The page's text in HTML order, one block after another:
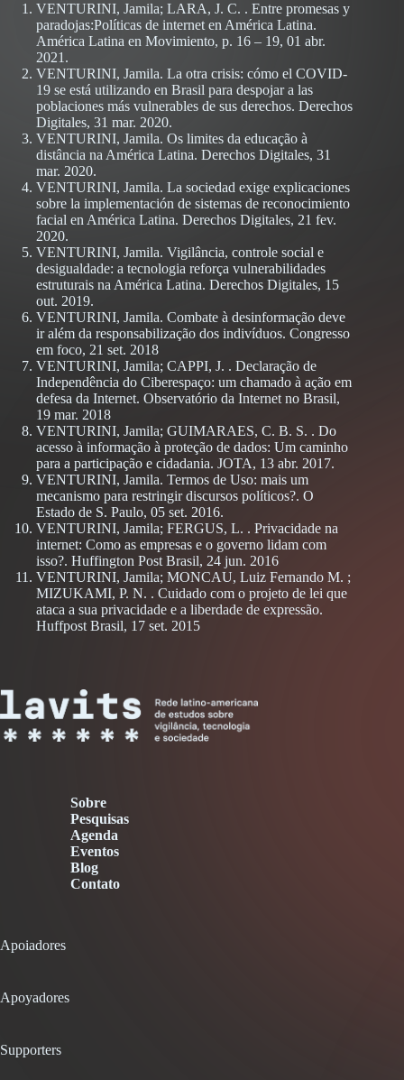
VENTURINI, Jamila; LARA, J. C. . Entre promesas y
paradojas:Políticas de internet en América Latina.
América Latina en Movimiento, p. 16 – 19, 01 abr.
2021.
VENTURINI, Jamila. La otra crisis: cómo el COVID-
19 se está utilizando en Brasil para despojar a las
poblaciones más vulnerables de sus derechos. Derechos
Digitales, 31 mar. 2020.
VENTURINI, Jamila. Os limites da educação à
distância na América Latina. Derechos Digitales, 31
mar. 2020.
VENTURINI, Jamila. La sociedad exige explicaciones
sobre la implementación de sistemas de reconocimiento
facial en América Latina. Derechos Digitales, 21 fev.
2020.
VENTURINI, Jamila. Vigilância, controle social e
desigualdade: a tecnologia reforça vulnerabilidades
estruturais na América Latina. Derechos Digitales, 15
out. 2019.
VENTURINI, Jamila. Combate à desinformação deve
ir além da responsabilização dos indivíduos. Congresso
em foco, 21 set. 2018
VENTURINI, Jamila; CAPPI, J. . Declaração de
Independência do Ciberespaço: um chamado à ação em
defesa da Internet. Observatório da Internet no Brasil,
19 mar. 2018
VENTURINI, Jamila; GUIMARAES, C. B. S. . Do
acesso à informação à proteção de dados: Um caminho
para a participação e cidadania. JOTA, 13 abr. 2017.
VENTURINI, Jamila. Termos de Uso: mais um
mecanismo para restringir discursos políticos?. O
Estado de S. Paulo, 05 set. 2016.
VENTURINI, Jamila; FERGUS, L. . Privacidade na
internet: Como as empresas e o governo lidam com
isso?. Huffington Post Brasil, 24 jun. 2016
VENTURINI, Jamila; MONCAU, Luiz Fernando M. ;
MIZUKAMI, P. N. . Cuidado com o projeto de lei que
ataca a sua privacidade e a liberdade de expressão.
Huffpost Brasil, 17 set. 2015
Sobre
Pesquisas
Agenda
Eventos
Blog
Contato
Apoiadores
Apoyadores
Supporters